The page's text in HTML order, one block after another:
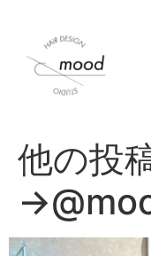
他の投